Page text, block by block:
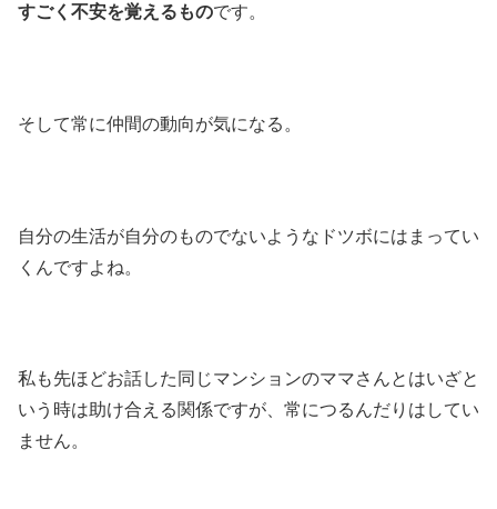
すごく不安を覚えるものです。
そして常に仲間の動向が気になる。
自分の生活が自分のものでないようなドツボにはまってい
くんですよね。
私も先ほどお話した同じマンションのママさんとはいざと
いう時は助け合える関係ですが、常につるんだりはしてい
ません。